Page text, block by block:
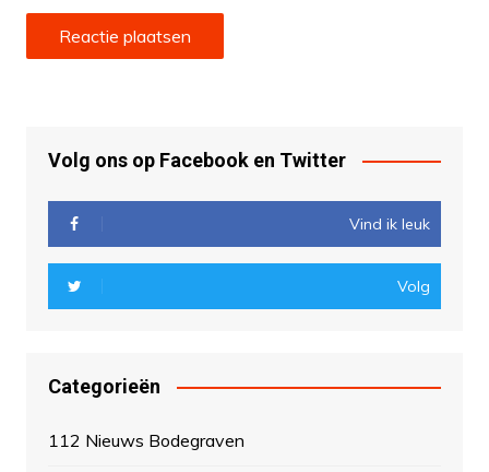
Volg ons op Facebook en Twitter
Vind ik leuk
Volg
Categorieën
112 Nieuws Bodegraven